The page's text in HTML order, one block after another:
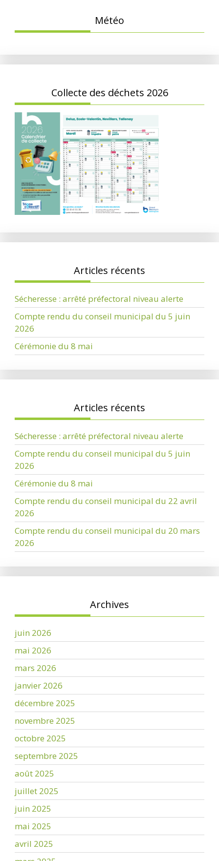
Météo
Collecte des déchets 2026
Articles récents
Sécheresse : arrêté préfectoral niveau alerte
Compte rendu du conseil municipal du 5 juin
2026
Cérémonie du 8 mai
Articles récents
Sécheresse : arrêté préfectoral niveau alerte
Compte rendu du conseil municipal du 5 juin
2026
Cérémonie du 8 mai
Compte rendu du conseil municipal du 22 avril
2026
Compte rendu du conseil municipal du 20 mars
2026
Archives
juin 2026
mai 2026
mars 2026
janvier 2026
décembre 2025
novembre 2025
octobre 2025
septembre 2025
août 2025
juillet 2025
juin 2025
mai 2025
avril 2025